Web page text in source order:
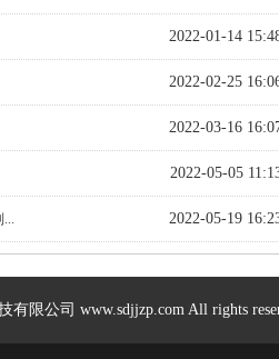
2022-01-14
2022-02-25
2022-03-16
2022-05-05
2022-05-19
...
限公司 www.sdjjzp.com All rights